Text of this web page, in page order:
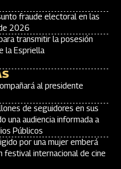
fraude electoral en las
2026
transmitir la posesión
la Espriella
al presidente
de seguidores en sus
una audiencia informada a
Públicos
por una mujer emberá
festival internacional de cine